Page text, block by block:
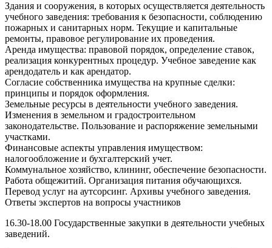
Здания и сооружения, в которых осуществляется деятельность
учебного заведения: требования к безопасности, соблюдению
пожарных и санитарных норм. Текущие и капитальные
ремонты, правовое регулирование их проведения.
Аренда имущества: правовой порядок, определение ставок,
реализация конкурентных процедур. Учебное заведение как
арендодатель и как арендатор.
Согласие собственника имущества на крупные сделки:
принципы и порядок оформления.
Земельные ресурсы в деятельности учебного заведения.
Изменения в земельном и градостроительном
законодательстве. Пользование и распоряжение земельными
участками.
Финансовые аспекты управления имуществом:
налогообложение и бухгалтерский учет.
Коммунальное хозяйство, клининг, обеспечение безопасности.
Работа общежитий. Организация питания обучающихся.
Перевод услуг на аутсорсинг. Архивы учебного заведения.
Ответы экспертов на вопросы участников
16.30-18.00 Государственные закупки в деятельности учебных
заведений.